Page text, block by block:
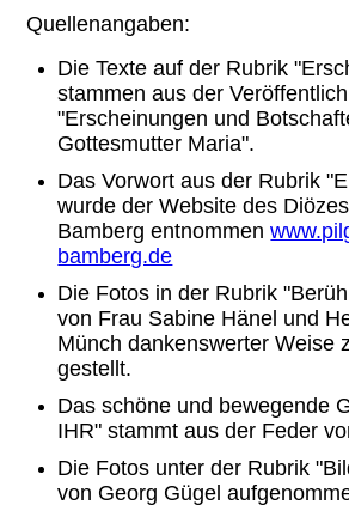
Quellenangaben:
Die Texte auf der Rubrik
stammen aus der
"Erscheinungen und
Gottesmutter Maria".
Das Vorwort aus der Rubrik
wurde der Website des
Bamberg entnommen
bamberg.de
Die Fotos in der Rubrik
von Frau Sabine Hänel und
Münch dankenswerter Weise
gestellt.
Das schöne und bewegende
IHR" stammt aus der Feder
Die Fotos unter der Rubrik
von Georg Gügel